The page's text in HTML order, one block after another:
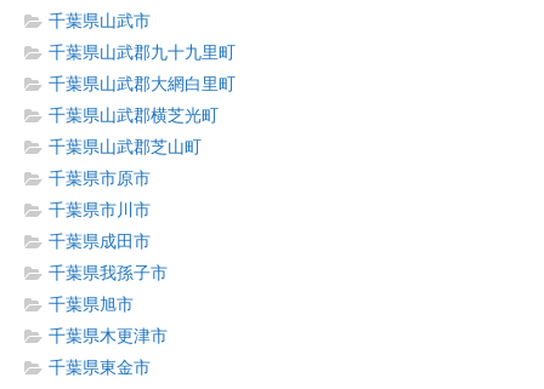
千葉県山武市
千葉県山武郡九十九里町
千葉県山武郡大網白里町
千葉県山武郡横芝光町
千葉県山武郡芝山町
千葉県市原市
千葉県市川市
千葉県成田市
千葉県我孫子市
千葉県旭市
千葉県木更津市
千葉県東金市